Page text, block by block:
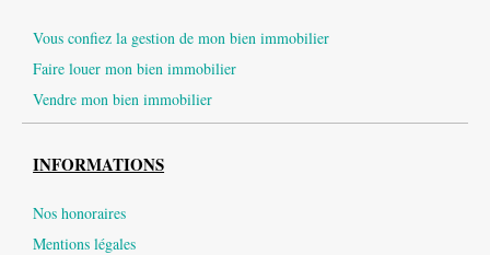
Vous confiez la gestion de mon bien immobilier
Faire louer mon bien immobilier
Vendre mon bien immobilier
INFORMATIONS
Nos honoraires
Mentions légales